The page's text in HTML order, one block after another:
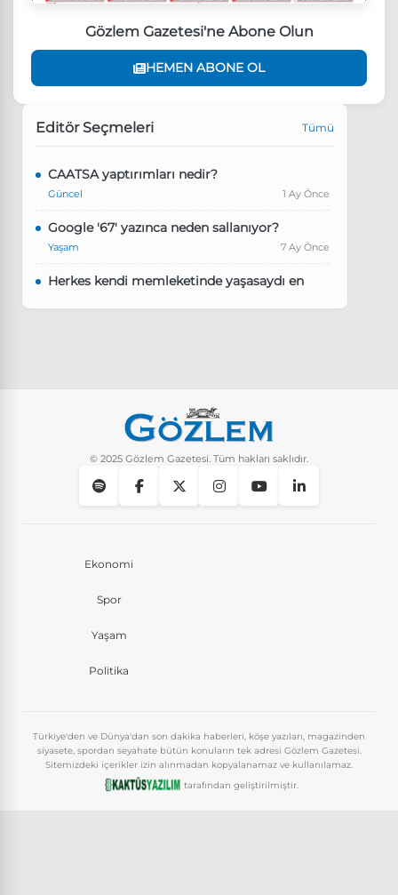
Gözlem Gazetesi'ne Abone Olun
HEMEN ABONE OL
Editör Seçmeleri Tümü
CAATSA yaptırımları nedir?
Güncel 1 Ay Önce
Google '67' yazınca neden sallanıyor?
Yaşam 7 Ay Önce
Herkes kendi memleketinde yaşasaydı en
Instagram’da keşfet nasıl temizlenir?
© 2025 Gözlem Gazetesi. Tüm hakları saklıdır.
Ekonomi
Spor
Yaşam
Politika
Türkiye'den ve Dünya'dan son dakika haberleri, köşe yazıları, magazinden
siyasete, spordan seyahate bütün konuların tek adresi Gözlem Gazetesi.
Sitemizdeki içerikler izin alınmadan kopyalanamaz ve kullanılamaz.
tarafından geliştirilmiştir.